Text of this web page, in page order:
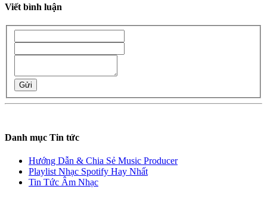
Viết bình luận
Gửi
Danh mục Tin tức
Hướng Dẫn & Chia Sẻ Music Producer
Playlist Nhạc Spotify Hay Nhất
Tin Tức Âm Nhạc